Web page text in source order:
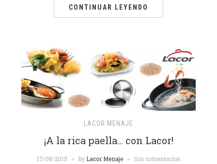
CONTINUAR LEYENDO
LACOR MENAJE
¡A la rica paella… con Lacor!
17/08/2015 by Lacor Menaje Sin comentarios